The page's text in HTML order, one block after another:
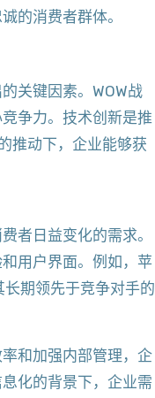
的消费者群体。
关键因素。WOW战
争力。技术创新是推
推动下，企业能够获
者日益变化的需求。
用户界面。例如，苹
期领先于竞争对手的
和加强内部管理，企
化的背景下，企业需